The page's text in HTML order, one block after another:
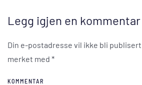
Legg igjen en kommentar
Din e-postadresse vil ikke bli
merket med *
KOMMENTAR